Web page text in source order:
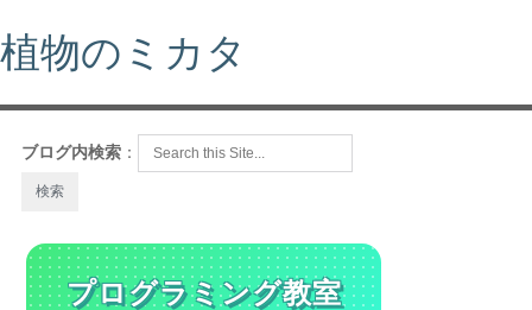
植物のミカタ
ブログ内検索 ：
プログラミング教室